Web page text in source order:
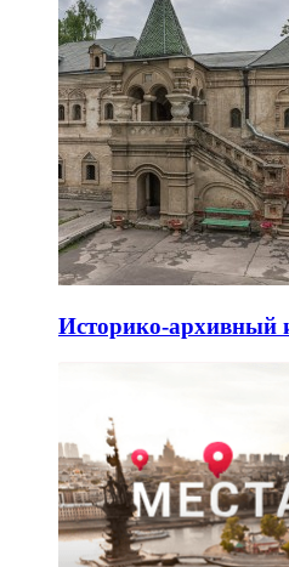
Историко-архивный